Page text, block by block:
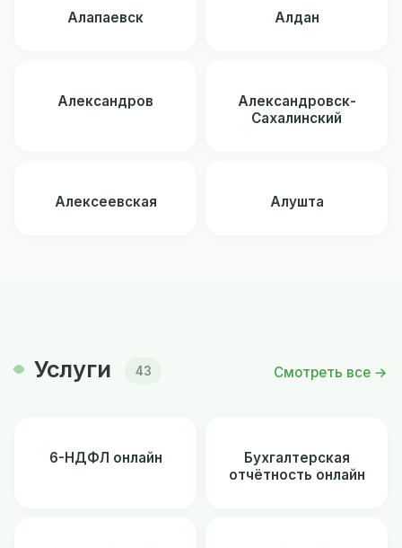
Алапаевск Алдан
Александров
Александровск-
Сахалинский
Алексеевская Алушта
Услуги 43 Смотреть все →
6-НДФЛ онлайн
Бухгалтерская
отчётность онлайн